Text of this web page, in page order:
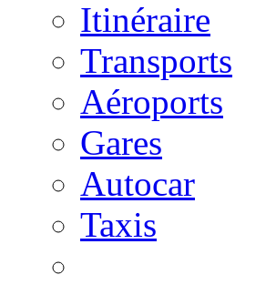
Itinéraire
Transports
Aéroports
Gares
Autocar
Taxis